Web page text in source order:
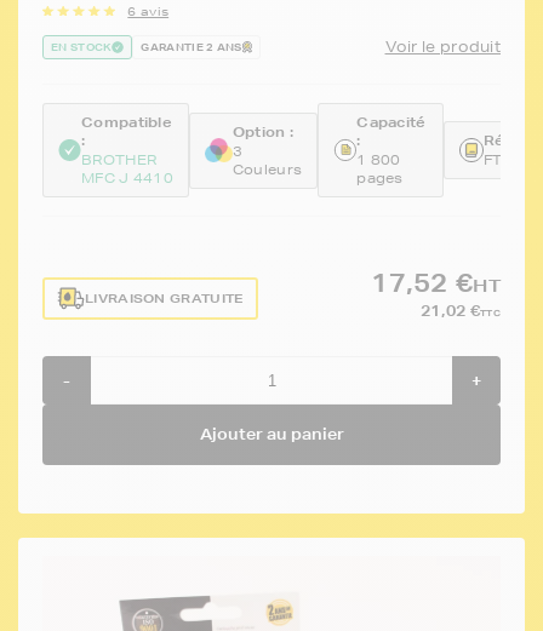
6 avis
EN STOCK GARANTIE 2 ANS Voir le produit
Compatible
:
BROTHER
MFC J 4410
Option :
3
Couleurs
Capacité
:
1 800
pages
LIVRAISON GRATUITE
17,52 €HT
21,02 €TTC
- +
Ajouter au panier